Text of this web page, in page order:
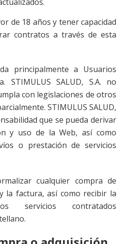
de 18 años y tener capacidad
contratos a través de esta
principalmente a Usuarios
STIMULUS SALUD, S.A. no
con legislaciones de otros
STIMULUS SALUD,
que se pueda derivar
y uso de la Web, así como
o prestación de servicios
cualquier compra de
la factura, así como recibir la
servicios contratados